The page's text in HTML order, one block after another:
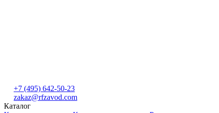
+7 (495) 642-50-23
zakaz@rfzavod.com
Каталог